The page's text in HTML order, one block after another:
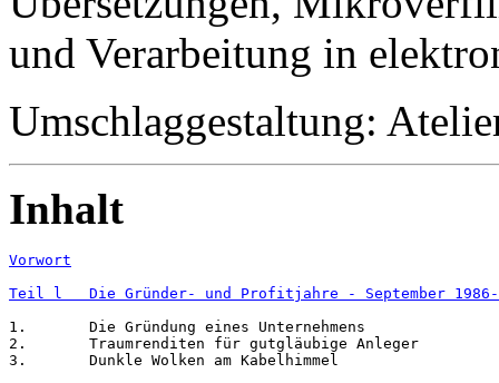
und Verarbeitung in
Umschlaggestaltung:
Inhalt
Vorwort
Teil l   Die Gründer- und Profitjahre - September 1986-
1.       Die Gründung eines Unternehmens
2.       Traumrenditen für gutgläubige Anleger
3.       Dunkle Wolken am Kabelhimmel